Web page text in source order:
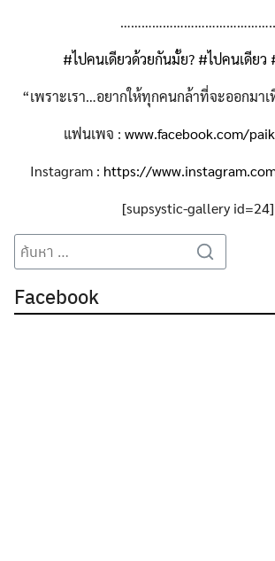
……………………………………..
#ไปคนเดียวด้วยกันมั้ย? #ไปคนเดียว
“เพราะเรา…อยากให้ทุกคนกล้าที่จะออกมา
แฟนเพจ : www.facebook.com/
Instagram : https://
[supsystic-gallery id=24]
Search
for:
Search
Facebook